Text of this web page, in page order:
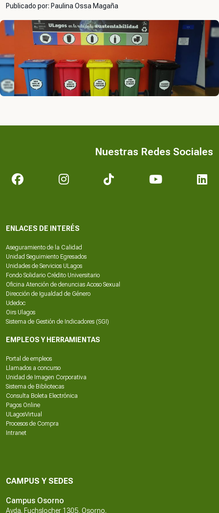
Publicado por: Paulina Ossa Magaña
ENLACES DE INTERÉS
Aseguramiento de la Calidad
Unidad Seguimiento Egresados
Unidades de Servicios ULagos
Fondo Solidario Crédito Universitario
Oficina Atención de denuncias Acoso Sexual
Dirección de Igualdad de Género
Udedoc
Oirs Ulagos
Sistema de Gestión de Indicadores (SGI)
EMPLEOS Y HERRAMIENTAS
Portal de empleos
Llamados a concurso
Unidad de Imagen Corporativa
Sistema de Bibliotecas
Consulta Boleta Electrónica
Pagos Online
ULagosVirtual
Procesos de Compra
Intranet
CAMPUS Y SEDES
Campus Osorno
Avda. Fuchslocher 1305, Osorno.
Nuestras Redes Sociales